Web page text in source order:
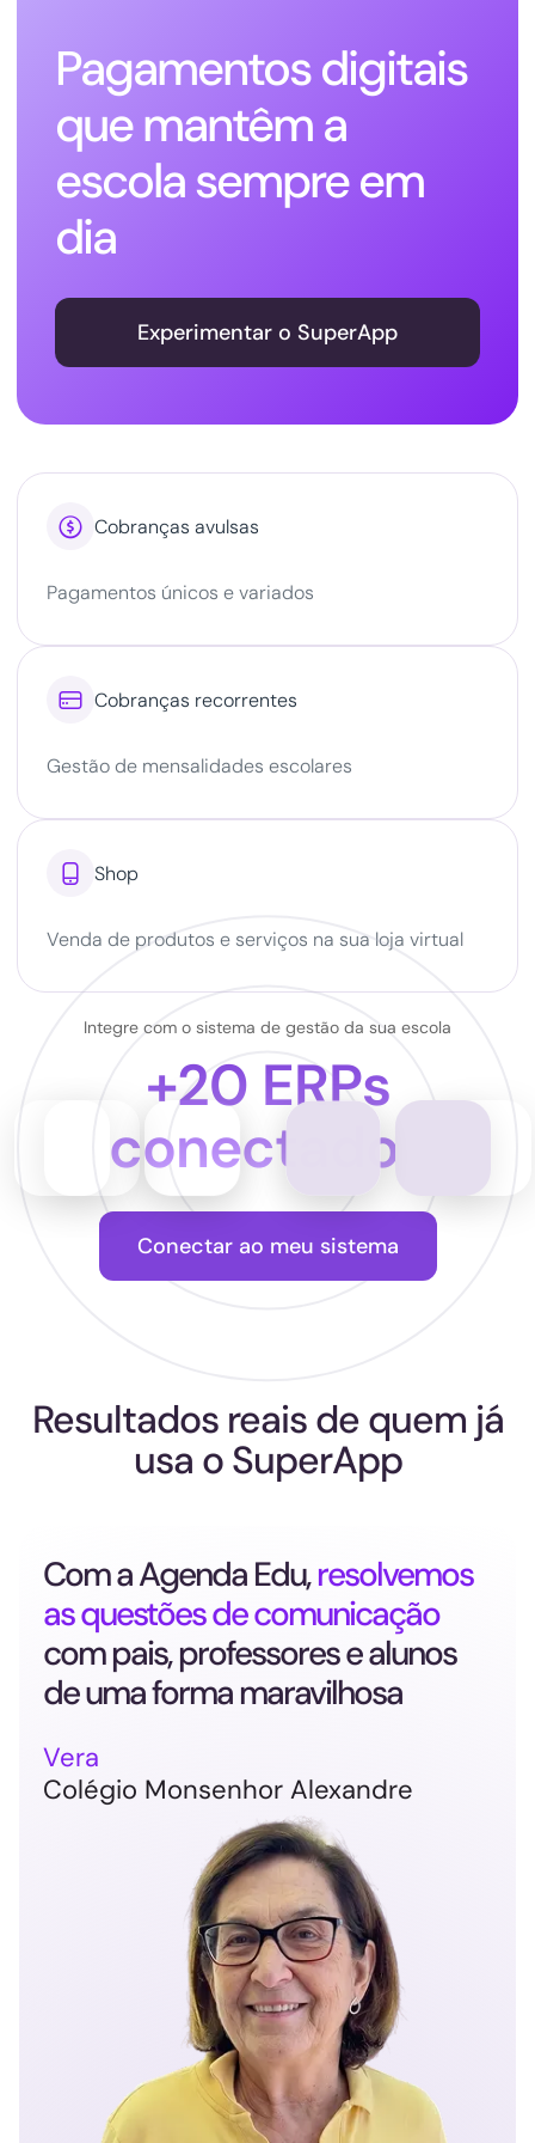
Pagamentos digitais
que mantêm a
escola sempre em
dia
Experimentar o SuperApp
 Cobranças avulsas
Pagamentos únicos e variados
 Cobranças recorrentes
Gestão de mensalidades escolares
 Shop
Venda de produtos e serviços na sua loja virtual
Integre com o sistema de gestão da sua escola
+20 ERPs
conectados
Conectar ao meu sistema
Resultados reais de quem já
usa o SuperApp
Com a Agenda Edu,resolvemos
as questões de comunicação
com pais, professores e alunos
de uma forma maravilhosa
Vera
Colégio Monsenhor Alexandre